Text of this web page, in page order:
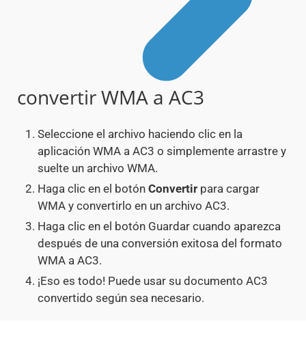
convertir WMA a AC3
Seleccione el archivo haciendo clic en la
aplicación WMA a AC3 o simplemente arrastre y
suelte un archivo WMA.
Haga clic en el botón Convertir para cargar
WMA y convertirlo en un archivo AC3.
Haga clic en el botón Guardar cuando aparezca
después de una conversión exitosa del formato
WMA a AC3.
¡Eso es todo! Puede usar su documento AC3
convertido según sea necesario.